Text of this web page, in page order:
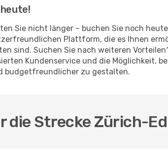
Sie nicht länger – buchen Sie noch
Plattform, die es Ihnen
sind. Suchen Sie nach weiteren
Kundenservice und die Möglichkeit,
budgetfreundlicher zu gestalten.
die Strecke Zürich-